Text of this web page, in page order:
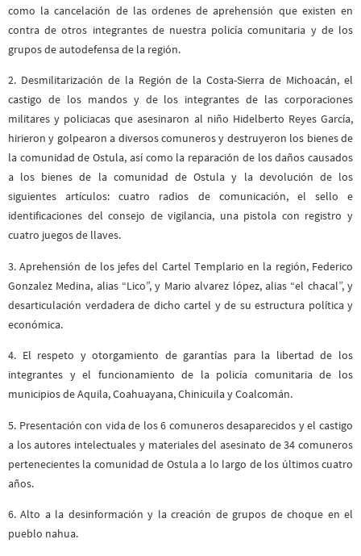
como la cancelación de las ordenes de aprehensión que existen en
contra de otros integrantes de nuestra policía comunitaria y de los
grupos de autodefensa de la región.
2. Desmilitarización de la Región de la Costa-Sierra de Michoacán, el
castigo de los mandos y de los integrantes de las corporaciones
militares y policiacas que asesinaron al niño Hidelberto Reyes García,
hirieron y golpearon a diversos comuneros y destruyeron los bienes de
la comunidad de Ostula, así como la reparación de los daños causados
a los bienes de la comunidad de Ostula y la devolución de los
siguientes artículos: cuatro radios de comunicación, el sello e
identificaciones del consejo de vigilancia, una pistola con registro y
cuatro juegos de llaves.
3. Aprehensión de los jefes del Cartel Templario en la región, Federico
Gonzalez Medina, alias “Lico”, y Mario alvarez lópez, alias “el chacal”, y
desarticulación verdadera de dicho cartel y de su estructura política y
económica.
4. El respeto y otorgamiento de garantías para la libertad de los
integrantes y el funcionamiento de la policía comunitaria de los
municipios de Aquila, Coahuayana, Chinicuila y Coalcomán.
5. Presentación con vida de los 6 comuneros desaparecidos y el castigo
a los autores intelectuales y materiales del asesinato de 34 comuneros
pertenecientes la comunidad de Ostula a lo largo de los últimos cuatro
años.
6. Alto a la desinformación y la creación de grupos de choque en el
pueblo nahua.